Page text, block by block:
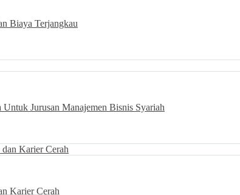
Biaya Terjangkau
Jurusan Manajemen Bisnis Syariah
Karier Cerah